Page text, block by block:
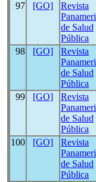
97 [GO]
Revista
de Salud
Pública
98 [GO]
Revista
de Salud
Pública
99 [GO]
Revista
de Salud
Pública
100 [GO]
Revista
de Salud
Pública